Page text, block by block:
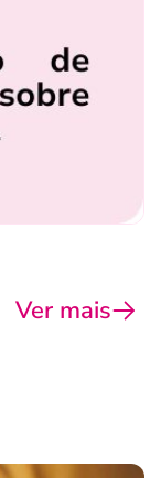
Ver mais